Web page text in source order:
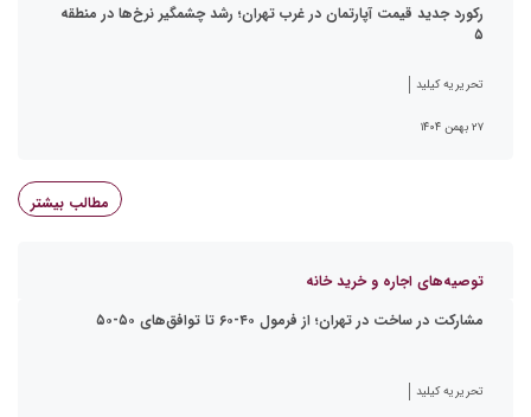
رکورد جدید قیمت آپارتمان در غرب تهران؛ رشد چشمگیر نرخ‌ها در منطقه
۵
تحریریه کیلید
۲۷ بهمن ۱۴۰۴
مطالب بیشتر
توصیه‌های اجاره و خرید خانه
مشارکت در ساخت در تهران؛ از فرمول ۴۰-۶۰ تا توافق‌های ۵۰-۵۰
تحریریه کیلید